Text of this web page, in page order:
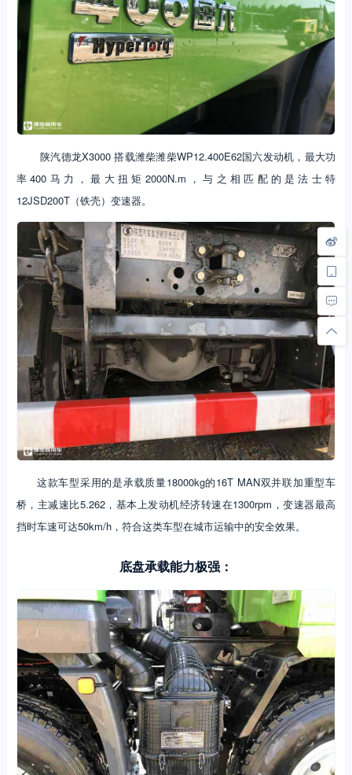
陕汽德龙X3000 搭载潍柴潍柴WP12.400E62国六发动机，最大功
率400马力，最大扭矩2000N.m，与之相匹配的是法士特
12JSD200T（铁壳）变速器。
这款车型采用的是承载质量18000kg的16T MAN双并联加重型车
桥，主减速比5.262，基本上发动机经济转速在1300rpm，变速器最高
挡时车速可达50km/h，符合这类车型在城市运输中的安全效果。
底盘承载能力极强：